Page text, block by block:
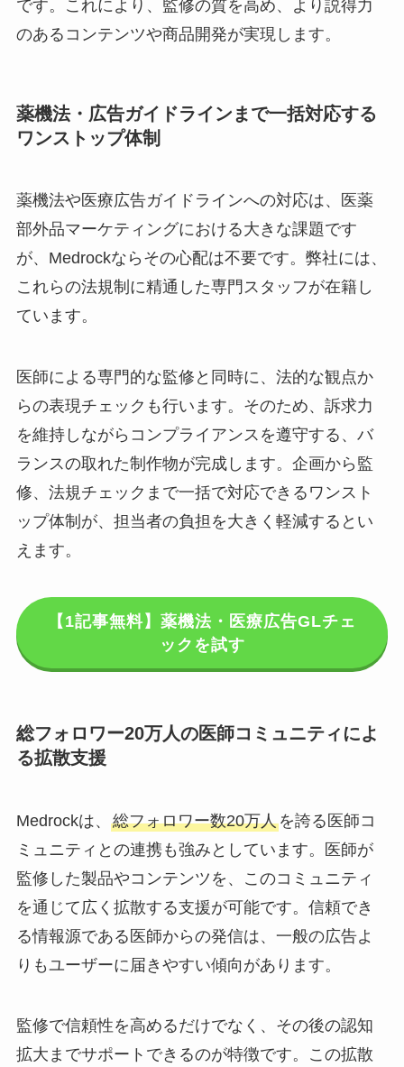
です。これにより、監修の質を高め、より説得力
のあるコンテンツや商品開発が実現します。
薬機法・広告ガイドラインまで一括対応する
ワンストップ体制
薬機法や医療広告ガイドラインへの対応は、医薬
部外品マーケティングにおける大きな課題です
が、Medrockならその心配は不要です。弊社には、
これらの法規制に精通した専門スタッフが在籍し
ています。
医師による専門的な監修と同時に、法的な観点か
らの表現チェックも行います。そのため、訴求力
を維持しながらコンプライアンスを遵守する、バ
ランスの取れた制作物が完成します。企画から監
修、法規チェックまで一括で対応できるワンスト
ップ体制が、担当者の負担を大きく軽減するとい
えます。
【1記事無料】薬機法・医療広告GLチェ
ックを試す
総フォロワー20万人の医師コミュニティによ
る拡散支援
Medrockは、 総フォロワー数20万人を誇る医師コ
ミュニティとの連携も強みとしています。医師が
監修した製品やコンテンツを、このコミュニティ
を通じて広く拡散する支援が可能です。信頼でき
る情報源である医師からの発信は、一般の広告よ
りもユーザーに届きやすい傾向があります。
監修で信頼性を高めるだけでなく、その後の認知
拡大までサポートできるのが特徴です。この拡散